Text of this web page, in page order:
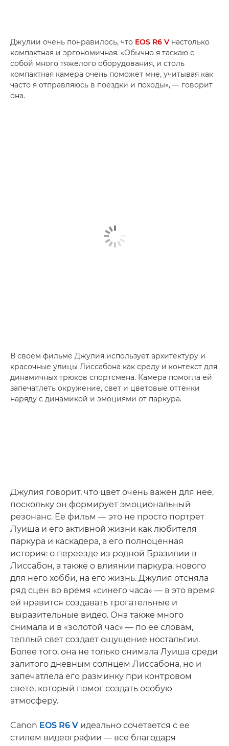
Джулии очень понравилось, что EOS R6 V настолько
компактная и эргономичная. «Обычно я таскаю с
собой много тяжелого оборудования, и столь
компактная камера очень поможет мне, учитывая как
часто я отправляюсь в поездки и походы», — говорит
она.
В своем фильме Джулия использует архитектуру и
красочные улицы Лиссабона как среду и контекст для
динамичных трюков спортсмена. Камера помогла ей
запечатлеть окружение, свет и цветовые оттенки
наряду с динамикой и эмоциями от паркура.
Джулия говорит, что цвет очень важен для нее,
поскольку он формирует эмоциональный
резонанс. Ее фильм — это не просто портрет
Луиша и его активной жизни как любителя
паркура и каскадера, а его полноценная
история: о переезде из родной Бразилии в
Лиссабон, а также о влиянии паркура, нового
для него хобби, на его жизнь. Джулия отсняла
ряд сцен во время «синего часа» — в это время
ей нравится создавать трогательные и
выразительные видео. Она также много
снимала и в «золотой час» — по ее словам,
теплый свет создает ощущение ностальгии.
Более того, она не только снимала Луиша среди
залитого дневным солнцем Лиссабона, но и
запечатлела его разминку при контровом
свете, который помог создать особую
атмосферу.
Canon EOS R6 V идеально сочетается с ее
стилем видеографии — все благодаря